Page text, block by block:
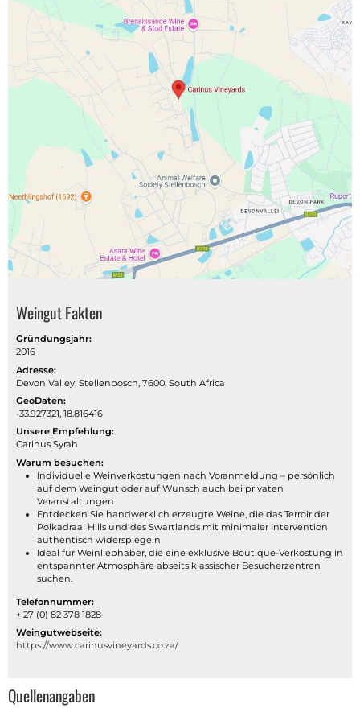
Weingut Fakten
Gründungsjahr:
2016
Adresse:
Devon Valley, Stellenbosch, 7600, South Africa
GeoDaten:
-33.927321, 18.816416
Unsere Empfehlung:
Carinus Syrah
Warum besuchen:
Individuelle Weinverkostungen nach Voranmeldung – persönlich
auf dem Weingut oder auf Wunsch auch bei privaten
Veranstaltungen
Entdecken Sie handwerklich erzeugte Weine, die das Terroir der
Polkadraai Hills und des Swartlands mit minimaler Intervention
authentisch widerspiegeln
Ideal für Weinliebhaber, die eine exklusive Boutique-Verkostung in
entspannter Atmosphäre abseits klassischer Besucherzentren
suchen.
Telefonnummer:
+ 27 (0) 82 378 1828
Weingutwebseite:
https://www.carinusvineyards.co.za/
Quellenangaben